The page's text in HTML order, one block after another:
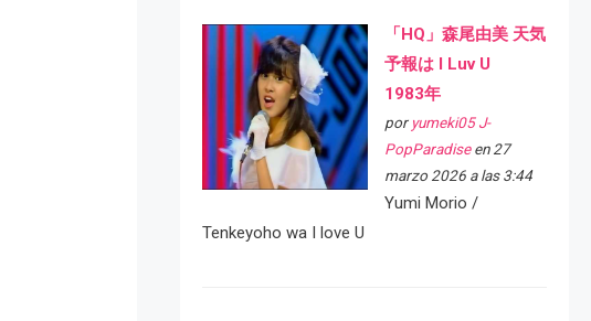
「HQ」森尾由美 天気
予報は I Luv U
1983年
por yumeki05 J-
PopParadiseen 27
marzo 2026 a las 3:44
Yumi Morio /
Tenkeyoho wa I love U